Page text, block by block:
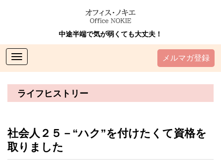
中途半端で気が弱くても大丈夫！
Toggle
navigation
メルマガ登録
ライフヒストリー
社会人２５－“ハク”を付けたくて資格を
取りました